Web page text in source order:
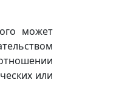
может
или